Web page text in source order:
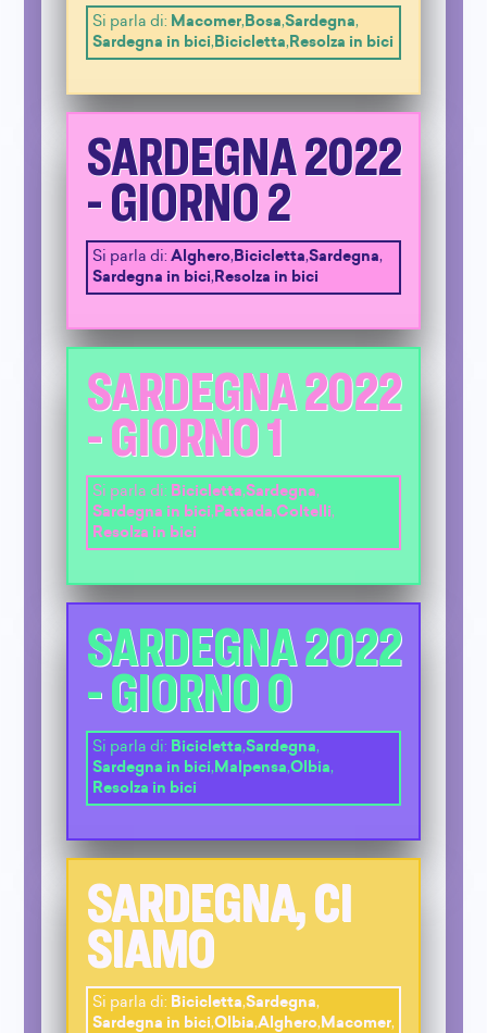
Si parla di: Macomer,Bosa,Sardegna,
Sardegna in bici,Bicicletta,Resolza in bici
SARDEGNA 2022
- GIORNO 2
Si parla di: Alghero,Bicicletta,Sardegna,
Sardegna in bici,Resolza in bici
SARDEGNA 2022
- GIORNO 1
Si parla di: Bicicletta,Sardegna,
Sardegna in bici, Pattada,Coltelli,
Resolza in bici
SARDEGNA 2022
- GIORNO 0
Si parla di: Bicicletta,Sardegna,
Sardegna in bici,Malpensa,Olbia,
Resolza in bici
SARDEGNA, CI
SIAMO
Si parla di: Bicicletta,Sardegna,
Sardegna in bici,Olbia,Alghero,Macomer,